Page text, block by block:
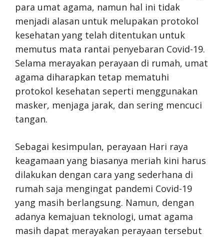
para umat agama, namun hal ini tidak
menjadi alasan untuk melupakan protokol
kesehatan yang telah ditentukan untuk
memutus mata rantai penyebaran Covid-19.
Selama merayakan perayaan di rumah, umat
agama diharapkan tetap mematuhi
protokol kesehatan seperti menggunakan
masker, menjaga jarak, dan sering mencuci
tangan.
Sebagai kesimpulan, perayaan Hari raya
keagamaan yang biasanya meriah kini harus
dilakukan dengan cara yang sederhana di
rumah saja mengingat pandemi Covid-19
yang masih berlangsung. Namun, dengan
adanya kemajuan teknologi, umat agama
masih dapat merayakan perayaan tersebut